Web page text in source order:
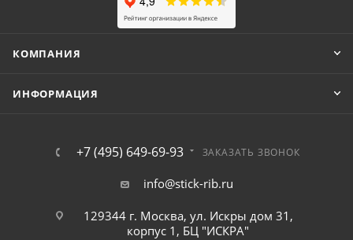
КОМПАНИЯ
ИНФОРМАЦИЯ
+7 (495) 649-69-93 ЗАКАЗАТЬ ЗВОНОК
info@stick-rib.ru
129344 г. Москва, ул. Искры дом 31,
корпус 1, БЦ "ИСКРА"